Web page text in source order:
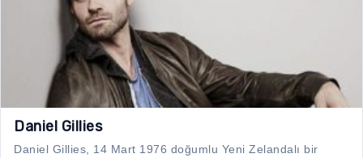
Daniel Gillies
Daniel Gillies, 14 Mart 1976 doğumlu Yeni Zelandalı bir